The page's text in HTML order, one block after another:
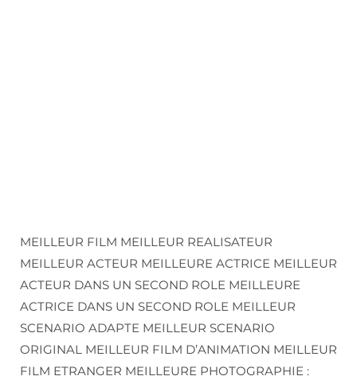
MEILLEUR FILM MEILLEUR REALISATEUR
MEILLEUR ACTEUR MEILLEURE ACTRICE MEILLEUR
ACTEUR DANS UN SECOND ROLE MEILLEURE
ACTRICE DANS UN SECOND ROLE MEILLEUR
SCENARIO ADAPTE MEILLEUR SCENARIO
ORIGINAL MEILLEUR FILM D’ANIMATION MEILLEUR
FILM ETRANGER MEILLEURE PHOTOGRAPHIE :